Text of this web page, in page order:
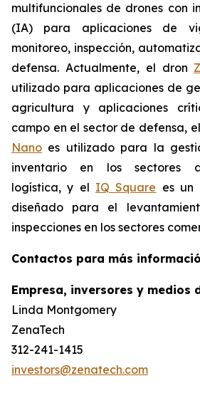
multifuncionales de drones con
(IA) para aplicaciones de
monitoreo, inspección,
defensa. Actualmente, el dron
utilizado para aplicaciones de
agricultura y aplicaciones
campo en el sector de defensa,
Nano es utilizado para la
inventario en los sectores
logística, y el IQ Square es un
diseñado para el
inspecciones en los sectores
Contactos para más
Empresa, inversores y medios
Linda Montgomery
ZenaTech
312-241-1415
investors@zenatech.com